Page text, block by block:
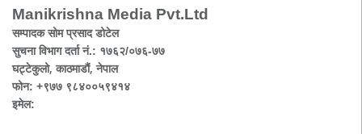
Manikrishna Media Pvt.Ltd
सम्पादक सोम प्रसाद डोटेल
सुचना विभाग दर्ता नं.: १७६२/०७६-७७
घट्टेकुलो, काठमाडौं, नेपाल
फोन: +९७७ ९८४००५९४१४
इमेल: